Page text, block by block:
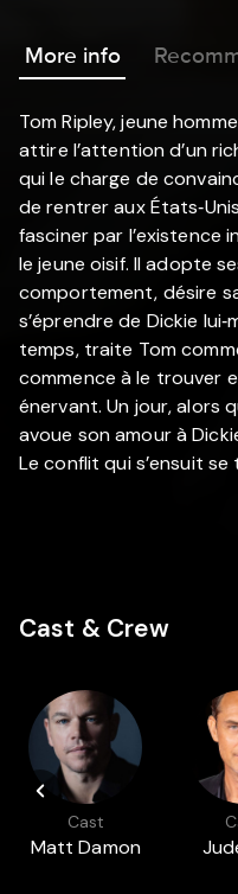
More info
Tom Ripley, jeune
attire l’attention d’un
qui le charge de
de rentrer aux
fasciner par l’existence
le jeune oisif. Il adopte
comportement, désire
s’éprendre de Dickie
temps, traite Tom
commence à le trouver
énervant. Un jour, alors
avoue son amour à
Le conflit qui s’ensuit
Cast & Crew
Cast
Matt Damon